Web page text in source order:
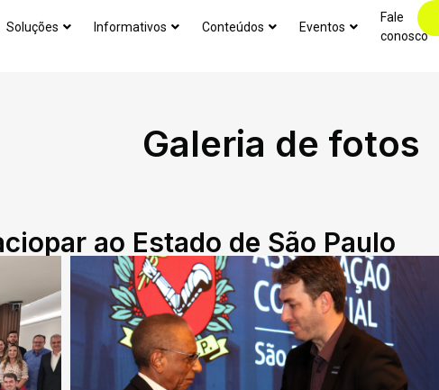
Soluções Informativos Conteúdos Eventos
Fale
conosco
Galeria de fotos
ao Estado de São Paulo